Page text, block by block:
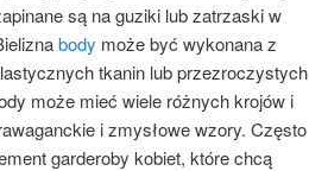
są na guziki lub zatrzaski w
body może być wykonana z
tkanin lub przezroczystych
może mieć wiele różnych krojów i
i zmysłowe wzory. Często
garderoby kobiet, które chcą